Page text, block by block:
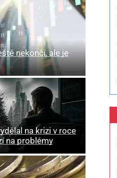
nekončí, ale je
na krizi v roce
na problémy